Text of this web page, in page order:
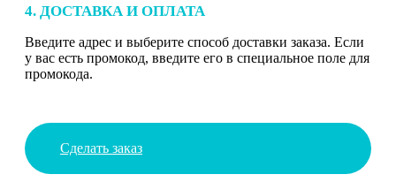
4. ДОСТАВКА И ОПЛАТА
Введите адрес и выберите способ доставки заказа. Если
у вас есть промокод, введите его в специальное поле для
промокода.
Сделать заказ